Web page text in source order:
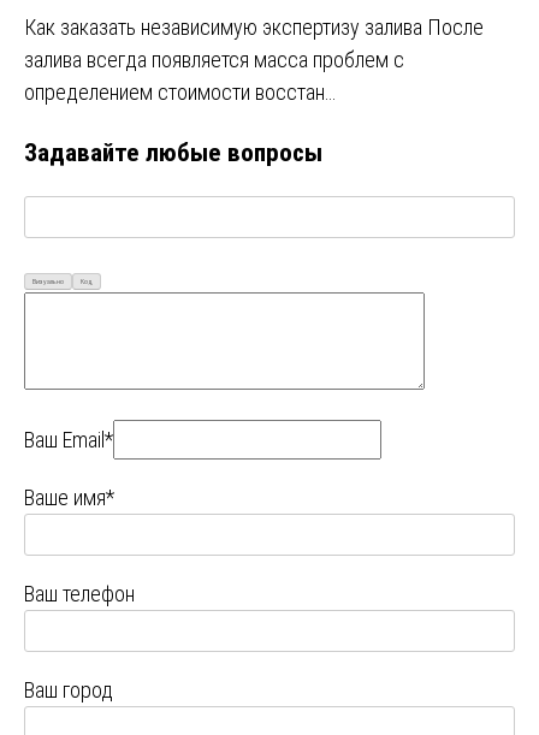
Как заказать независимую экспертизу залива После
залива всегда появляется масса проблем с
определением стоимости восстан…
Задавайте любые вопросы
Визуально Код
Ваш Email*
Ваше имя*
Ваш телефон
Ваш город